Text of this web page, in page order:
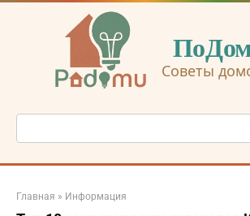
Перейти
Советы
Поиск:
Главная » Информация